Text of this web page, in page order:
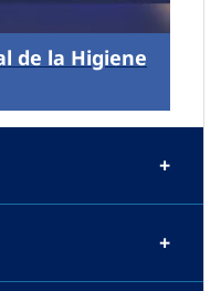
de la Higiene